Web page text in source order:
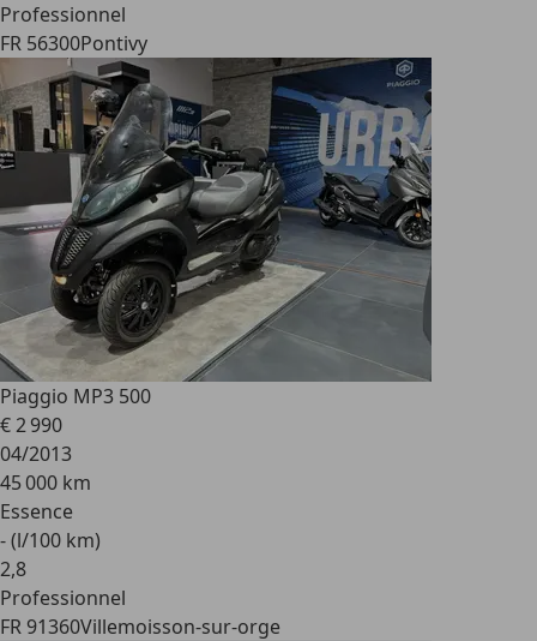
Professionnel
FR 56300Pontivy
Piaggio MP3 500
€ 2 990
04/2013
45 000 km
Essence
- (l/100 km)
2,8
Professionnel
FR 91360Villemoisson-sur-orge